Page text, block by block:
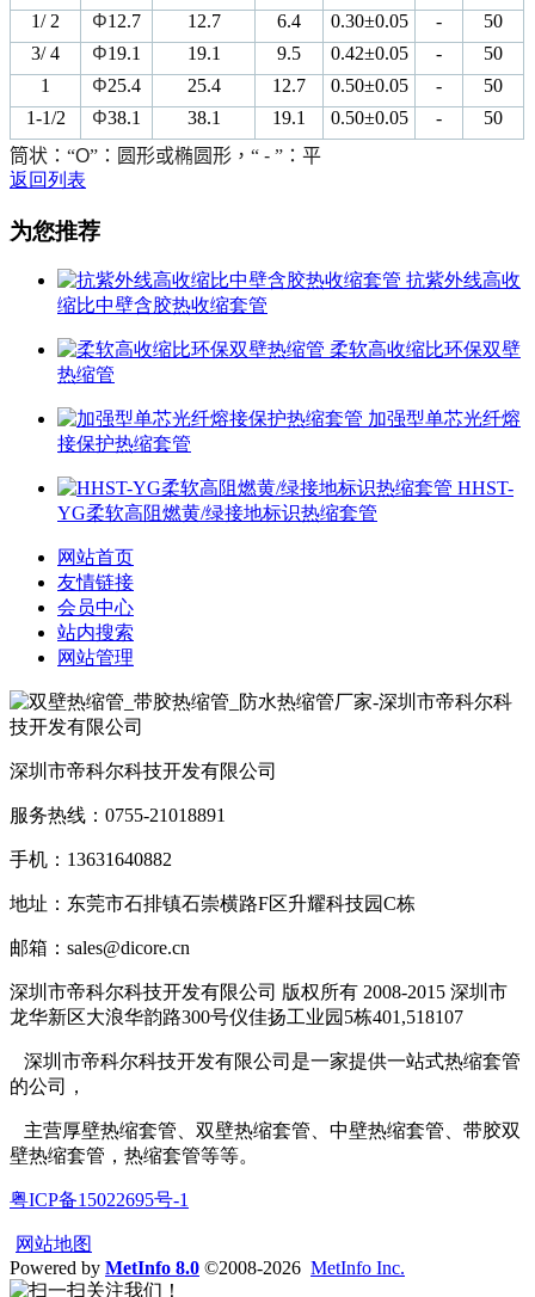
1/ 2
Φ12.7 12.7 6.4 0.30±0.05 -
50
3/ 4
Φ19.1 19.1 9.5 0.42±0.05 -
50
1
Φ25.4 25.4 12.7 0.50±0.05 -
50
1-1/2
Φ38.1 38.1 19.1 0.50±0.05 -
50
筒状： “O” ：圆形或椭圆形， “ - ” ：平
返回列表
为您推荐
抗紫外线高收
缩比中壁含胶热收缩套管
柔软高收缩比环保双壁
热缩管
加强型单芯光纤熔
接保护热缩套管
HHST-
YG柔软高阻燃黄/绿接地标识热缩套管
网站首页
友情链接
会员中心
站内搜索
网站管理
深圳市帝科尔科技开发有限公司
服务热线：0755-21018891
手机：13631640882
地址：东莞市石排镇石崇横路F区升耀科技园C栋
邮箱：sales@dicore.cn
深圳市帝科尔科技开发有限公司 版权所有 2008-2015 深圳市
龙华新区大浪华韵路300号仪佳扬工业园5栋401,518107
深圳市帝科尔科技开发有限公司是一家提供一站式热缩套管
的公司，
主营厚壁热缩套管、双壁热缩套管、中壁热缩套管、带胶双
壁热缩套管，热缩套管等等。
粤ICP备15022695号-1
网站地图
Powered by MetInfo 8.0 ©2008-2026 MetInfo Inc.